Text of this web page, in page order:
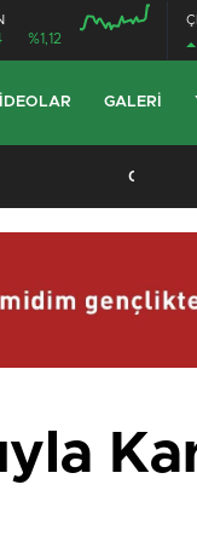
%1,12
GALERI
Kaybetti